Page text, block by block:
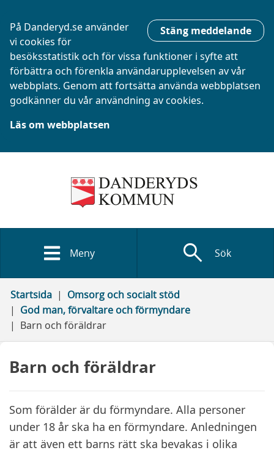
Stäng meddelande
På Danderyd.se använder
vi cookies för
besöksstatistik och för vissa funktioner i syfte att
förbättra och förenkla användarupplevelsen av vår
webbplats. Genom att fortsätta använda webbplatsen
godkänner du vår användning av cookies.
Läs om webbplatsen
Meny search Sök
Startsida
Omsorg och socialt stöd
God man, förvaltare och förmyndare
Barn och föräldrar
Barn och föräldrar
Som förälder är du förmyndare. Alla personer
under 18 år ska ha en förmyndare. Anledningen
är att även ett barns rätt ska bevakas i olika